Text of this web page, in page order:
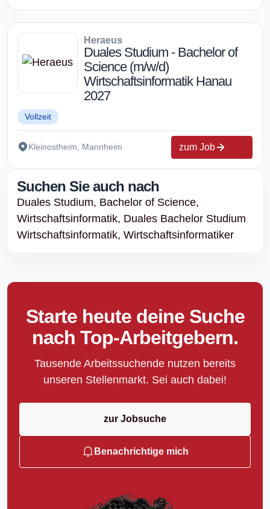
Heraeus
Duales Studium - Bachelor of
Science (m/w/d)
Wirtschaftsinformatik Hanau
2027
Vollzeit
Kleinostheim, Mannheim zum Job
Suchen Sie auch nach
Duales Studium, Bachelor of Science,
Wirtschaftsinformatik, Duales Bachelor Studium
Wirtschaftsinformatik, Wirtschaftsinformatiker
Starte heute deine Suche
nach Top-Arbeitgebern.
Tausende Arbeitssuchende nutzen bereits
unseren Stellenmarkt. Sei auch dabei!
zur Jobsuche
Benachrichtige mich